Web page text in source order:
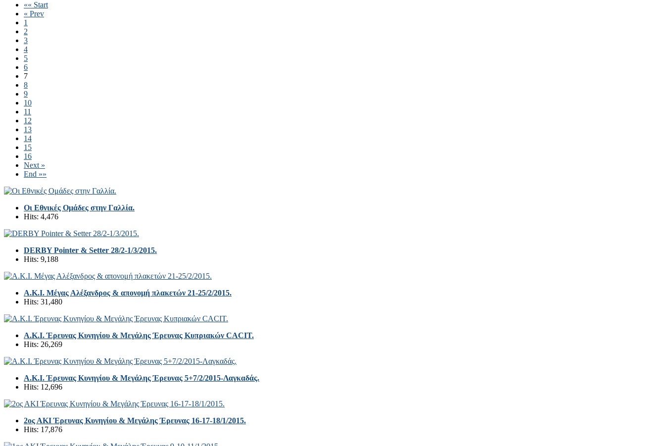
«« Start
« Prev
1
2
3
4
5
6
7
8
9
10
11
12
13
14
15
16
Next »
End »»
Οι Εθνικές Ομάδες στην Γαλλία.
Hits: 4,476
DERBY Pointer & Setter 28/2-1/3/2015.
Hits: 9,188
Α.Κ.Ι. Μέγας Αλέξανδρος & απονομή πλακετών 21-25/2/2015.
Hits: 31,480
Α.Κ.Ι. Έρευνας Κυνηγίου & Μεγάλης Έρευνας Κυπριακών CACIT.
Hits: 26,269
A.K.I. Έρευνας Κυνηγίου & Μεγάλης Έρευνας 5+7/2/2015-Λαγκαδάς.
Hits: 12,696
2ος ΑΚΙ Έρευνας Κυνηγίου & Μεγάλης Έρευνας 16-17-18/1/2015.
Hits: 17,876